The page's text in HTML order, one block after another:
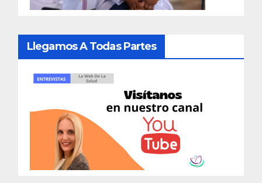
Llegamos A Todas Partes